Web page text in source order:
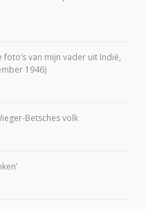
van mijn vader uit Indië,
1946)
Betsches volk